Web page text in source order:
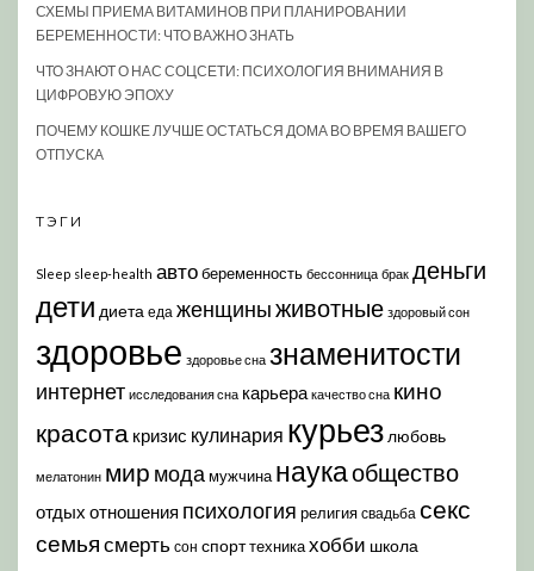
СХЕМЫ ПРИЕМА ВИТАМИНОВ ПРИ ПЛАНИРОВАНИИ
БЕРЕМЕННОСТИ: ЧТО ВАЖНО ЗНАТЬ
ЧТО ЗНАЮТ О НАС СОЦСЕТИ: ПСИХОЛОГИЯ ВНИМАНИЯ В
ЦИФРОВУЮ ЭПОХУ
ПОЧЕМУ КОШКЕ ЛУЧШЕ ОСТАТЬСЯ ДОМА ВО ВРЕМЯ ВАШЕГО
ОТПУСКА
ТЭГИ
Sleep sleep-health автобеременность бессонница брак деньги
дети диета еда женщиныживотные здоровый сон
здоровье здоровье сна знаменитости
интернет исследования сна карьера качество сна кино
красота кризис кулинария курьез любовь
мелатонин мир модамужчина наукаобщество
отдых отношения психология религия свадьба секс
семья смерть сон спорттехникахобби школа